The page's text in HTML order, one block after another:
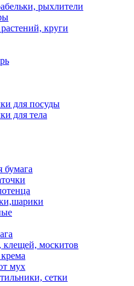
рыхлители
круги
для посуды
для тела
бумага
клещей, москитов
мух
сетки